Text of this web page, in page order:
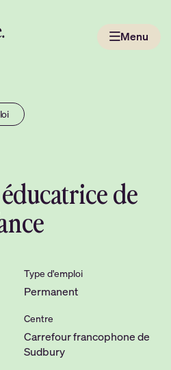
Menu
de
Type d'emploi
Permanent
Centre
Carrefour francophone de
Sudbury